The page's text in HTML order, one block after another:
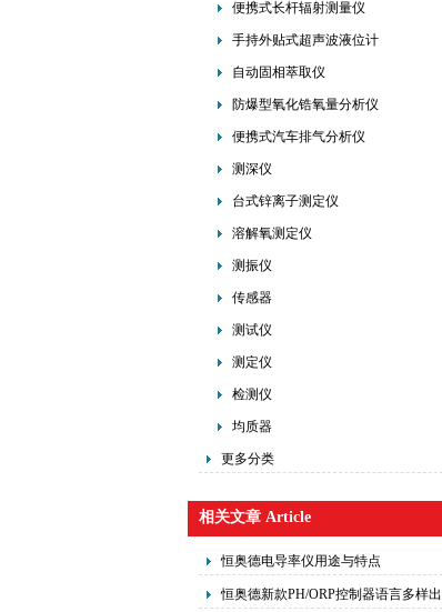
便携式长杆辐射测量仪
手持外贴式超声波液位计
自动固相萃取仪
防爆型氧化锆氧量分析仪
便携式汽车排气分析仪
测深仪
台式锌离子测定仪
溶解氧测定仪
测振仪
传感器
测试仪
测定仪
检测仪
均质器
更多分类
相关文章 Article
恒奥德电导率仪用途与特点
恒奥德新款PH/ORP控制器语言多样出